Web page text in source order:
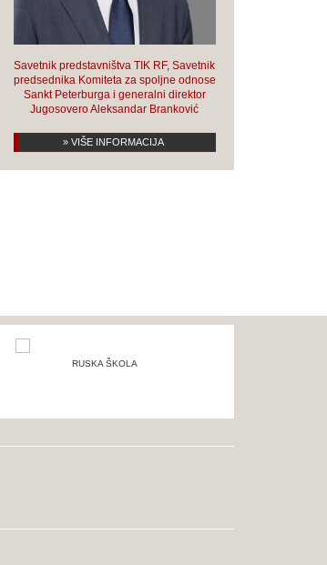
Savetnik predstavništva TIK RF, Savetnik
predsednika Komiteta za spoljne odnose
Sankt Peterburga i generalni direktor
Jugosovero Aleksandar Branković
» VIŠE INFORMACIJA
RUSKA ŠKOLA